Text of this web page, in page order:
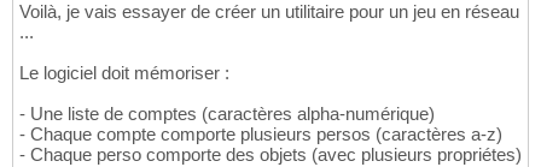
Voilà, je vais essayer de créer un utilitaire pour un jeu en réseau
...
Le logiciel doit mémoriser :
- Une liste de comptes (caractères alpha-numérique)
- Chaque compte comporte plusieurs persos (caractères a-z)
- Chaque perso comporte des objets (avec plusieurs propriétes)